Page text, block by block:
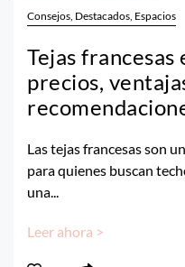
Consejos, Destacados, Espacios
Tejas francesas
precios,
Las tejas francesas son
para quienes buscan
una...
Leer ahora >